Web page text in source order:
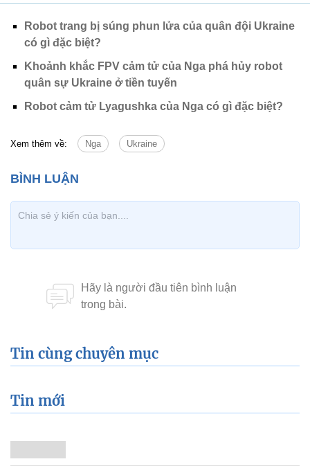
Robot trang bị súng phun lửa của quân đội Ukraine
có gì đặc biệt?
Khoảnh khắc FPV cảm tử của Nga phá hủy robot
quân sự Ukraine ở tiền tuyến
Robot cảm tử Lyagushka của Nga có gì đặc biệt?
Xem thêm về: Nga Ukraine
Tin cùng chuyên mục
Tin mới